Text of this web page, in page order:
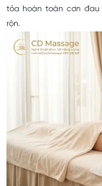
tỏa hoàn toàn cơn
rộn.